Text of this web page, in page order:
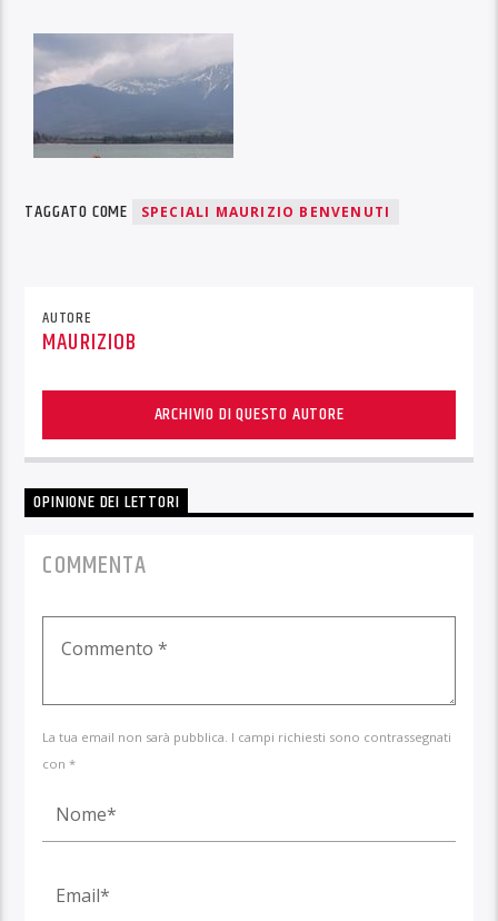
TAGGATO COME SPECIALI MAURIZIO BENVENUTI
AUTORE
MAURIZIOB
ARCHIVIO DI QUESTO AUTORE
OPINIONE DEI LETTORI
COMMENTA
La tua email non sarà pubblica. I campi richiesti sono contrassegnati
con *